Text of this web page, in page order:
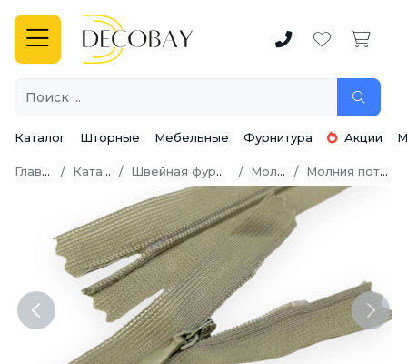
Каталог Шторные Мебельные Фурнитура Акции
Главная Каталог Швейная фурнитура Молнии Молния потайная
Previous Next